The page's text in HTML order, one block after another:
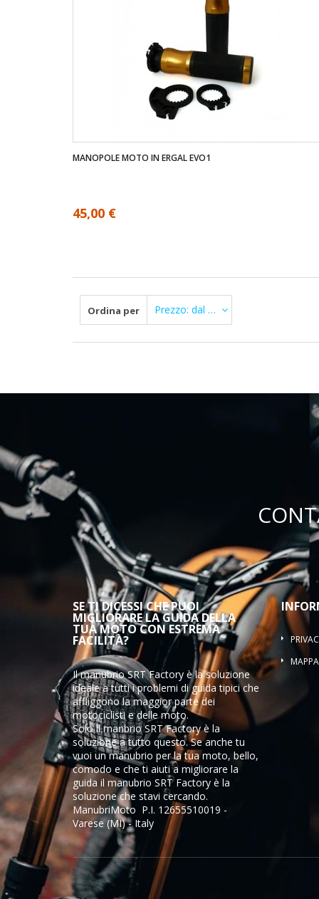
MANOPOLE MOTO IN ERGAL EVO1
45,00 €
Ordina per Prezzo: dal più Alto
SE TI DICESSI CHE PUOI
MIGLIORARE LA GUIDA DELLA
TUA MOTO CON ESTREMA
FACILITÀ?
Il manubrio SRT Factory è la soluzione
ideale a tutti i problemi di guida tipici che
affliggono la maggior parte dei
motociclisti e delle moto.
Solo il manbrio SRT Factory è la
soluzione a tutto questo. Se anche tu
vuoi un manubrio per la tua moto, bello,
comodo e che ti aiuti a migliorare la
guida il manubrio SRT Factory è la
soluzione che stavi cercando.
ManubriMoto P.I. 12655510019 -
Varese (MI) - Italy